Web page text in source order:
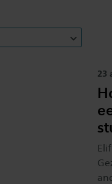
23